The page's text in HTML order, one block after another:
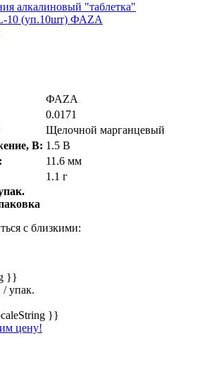
ФАZA
0.0171
Щелочной марганцевый
В: 1.5 В
11.6 мм
1.1 г
с близкими:
}}
/ упак.
}}
цену!